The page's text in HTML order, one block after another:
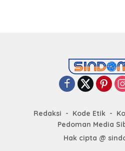
Redaksi Kode Etik
Pedoman Media
Hak cipta @